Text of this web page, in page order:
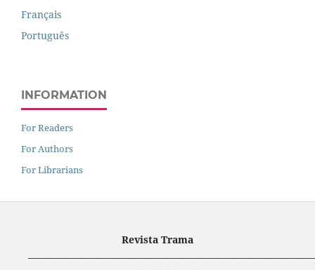
Français
Português
INFORMATION
For Readers
For Authors
For Librarians
Revista Trama